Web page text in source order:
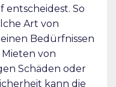
entscheidest. So
Art von
Bedürfnissen
Mieten von
Schäden oder
kann die